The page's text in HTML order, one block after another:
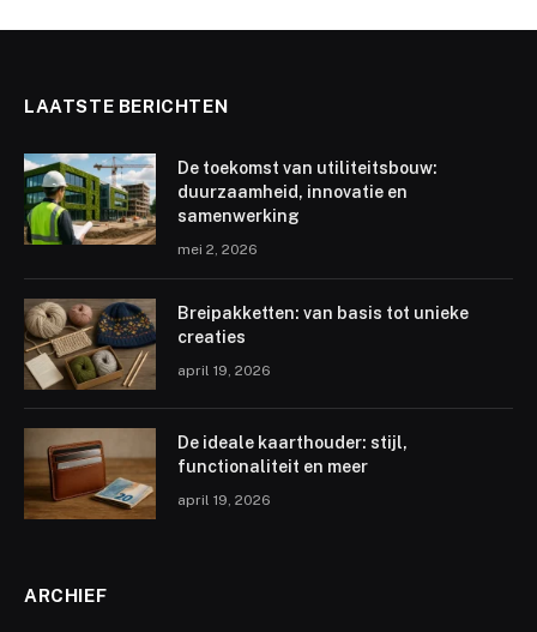
LAATSTE BERICHTEN
De toekomst van utiliteitsbouw:
duurzaamheid, innovatie en
samenwerking
mei 2, 2026
Breipakketten: van basis tot unieke
creaties
april 19, 2026
De ideale kaarthouder: stijl,
functionaliteit en meer
april 19, 2026
ARCHIEF